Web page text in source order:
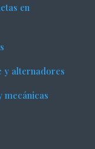
en
y alternadores
mecánicas